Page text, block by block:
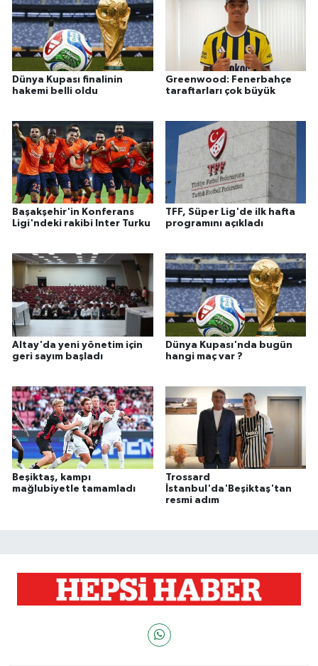
Dünya Kupası finalinin
hakemi belli oldu
Greenwood: Fenerbahçe
taraftarları çok büyük
Başakşehir'in Konferans
Ligi'ndeki rakibi Inter Turku
TFF, Süper Lig'de ilk hafta
programını açıkladı
Altay'da yeni yönetim için
geri sayım başladı
Dünya Kupası'nda bugün
hangi maç var ?
Beşiktaş, kampı
mağlubiyetle tamamladı
Trossard
İstanbul'da'Beşiktaş'tan
resmi adım